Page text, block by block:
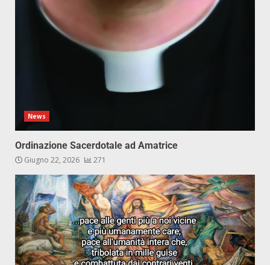
News
Ordinazione Sacerdotale ad Amatrice
Giugno 22, 2026 271